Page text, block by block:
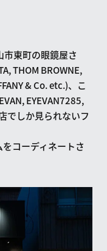
市東町の眼鏡屋さ
THOM BROWNE,
& Co. etc.)、こ
EYEVAN7285,
でしか見られないフ
コーディネートさ